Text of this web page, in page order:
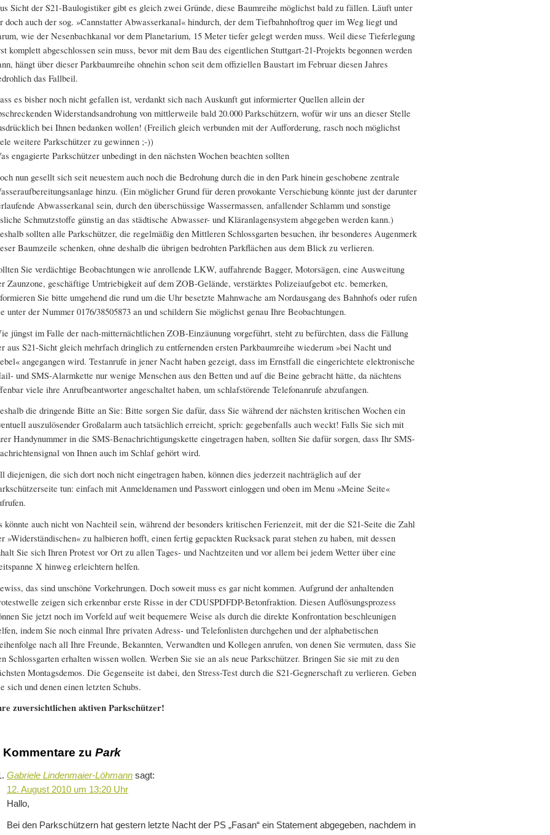
Sicht der S21-Baulogistiker gibt es gleich zwei Gründe, diese Baumreihe möglichst bald zu fällen. Läuft unter
doch auch der sog. »Cannstatter Abwasserkanal« hindurch, der dem Tiefbahnhoftrog quer im Weg liegt und
wie der Nesenbachkanal vor dem Planetarium, 15 Meter tiefer gelegt werden muss. Weil diese Tieferlegung
komplett abgeschlossen sein muss, bevor mit dem Bau des eigentlichen Stuttgart-21-Projekts begonnen werden
hängt über dieser Parkbaumreihe ohnehin schon seit dem offiziellen Baustart im Februar diesen Jahres
das Fallbeil.
es bisher noch nicht gefallen ist, verdankt sich nach Auskunft gut informierter Quellen allein der
Widerstandsandrohung von mittlerweile bald 20.000 Parkschützern, wofür wir uns an dieser Stelle
bei Ihnen bedanken wollen! (Freilich gleich verbunden mit der Aufforderung, rasch noch möglichst
weitere Parkschützer zu gewinnen ;-))
engagierte Parkschützer unbedingt in den nächsten Wochen beachten sollten
nun gesellt sich seit neuestem auch noch die Bedrohung durch die in den Park hinein geschobene zentrale
hinzu. (Ein möglicher Grund für deren provokante Verschiebung könnte just der darunter
Abwasserkanal sein, durch den überschüssige Wassermassen, anfallender Schlamm und sonstige
Schmutzstoffe günstig an das städtische Abwasser- und Kläranlagensystem abgegeben werden kann.)
sollten alle Parkschützer, die regelmäßig den Mittleren Schlossgarten besuchen, ihr besonderes Augenmerk
Baumzeile schenken, ohne deshalb die übrigen bedrohten Parkflächen aus dem Blick zu verlieren.
Sie verdächtige Beobachtungen wie anrollende LKW, auffahrende Bagger, Motorsägen, eine Ausweitung
Zaunzone, geschäftige Umtriebigkeit auf dem ZOB-Gelände, verstärktes Polizeiaufgebot etc. bemerken,
Sie bitte umgehend die rund um die Uhr besetzte Mahnwache am Nordausgang des Bahnhofs oder rufen
unter der Nummer 0176/38505873 an und schildern Sie möglichst genau Ihre Beobachtungen.
jüngst im Falle der nach-mitternächtlichen ZOB-Einzäunung vorgeführt, steht zu befürchten, dass die Fällung
aus S21-Sicht gleich mehrfach dringlich zu entfernenden ersten Parkbaumreihe wiederum »bei Nacht und
angegangen wird. Testanrufe in jener Nacht haben gezeigt, dass im Ernstfall die eingerichtete elektronische
und SMS-Alarmkette nur wenige Menschen aus den Betten und auf die Beine gebracht hätte, da nächtens
viele ihre Anrufbeantworter angeschaltet haben, um schlafstörende Telefonanrufe abzufangen.
die dringende Bitte an Sie: Bitte sorgen Sie dafür, dass Sie während der nächsten kritischen Wochen ein
auszulösender Großalarm auch tatsächlich erreicht, sprich: gegebenfalls auch weckt! Falls Sie sich mit
Handynummer in die SMS-Benachrichtigungskette eingetragen haben, sollten Sie dafür sorgen, dass Ihr SMS-
von Ihnen auch im Schlaf gehört wird.
diejenigen, die sich dort noch nicht eingetragen haben, können dies jederzeit nachträglich auf der
tun: einfach mit Anmeldenamen und Passwort einloggen und oben im Menu »Meine Seite«
könnte auch nicht von Nachteil sein, während der besonders kritischen Ferienzeit, mit der die S21-Seite die Zahl
»Widerständischen« zu halbieren hofft, einen fertig gepackten Rucksack parat stehen zu haben, mit dessen
Sie sich Ihren Protest vor Ort zu allen Tages- und Nachtzeiten und vor allem bei jedem Wetter über eine
X hinweg erleichtern helfen.
das sind unschöne Vorkehrungen. Doch soweit muss es gar nicht kommen. Aufgrund der anhaltenden
zeigen sich erkennbar erste Risse in der CDUSPDFDP-Betonfraktion. Diesen Auflösungsprozess
Sie jetzt noch im Vorfeld auf weit bequemere Weise als durch die direkte Konfrontation beschleunigen
indem Sie noch einmal Ihre privaten Adress- und Telefonlisten durchgehen und der alphabetischen
nach all Ihre Freunde, Bekannten, Verwandten und Kollegen anrufen, von denen Sie vermuten, dass Sie
Schlossgarten erhalten wissen wollen. Werben Sie sie an als neue Parkschützer. Bringen Sie sie mit zu den
Montagsdemos. Die Gegenseite ist dabei, den Stress-Test durch die S21-Gegnerschaft zu verlieren. Geben
sich und denen einen letzten Schubs.
zuversichtlichen aktiven Parkschützer!
Kommentare zu Park
Gabriele Lindenmaier-Löhmann sagt:
12. August 2010 um 13:20 Uhr
Hallo,
Bei den Parkschützern hat gestern letzte Nacht der PS „Fasan“ ein Statement abgegeben, nachdem in